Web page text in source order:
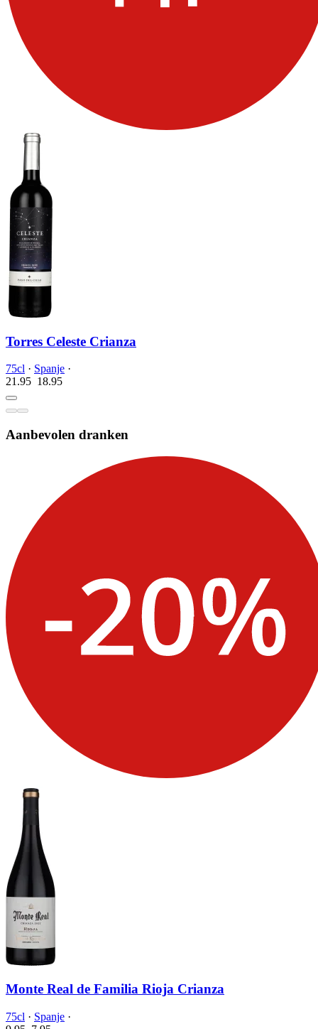
Torres Celeste Crianza
75cl · Spanje ·
21.95 18.95
Aanbevolen dranken
Monte Real de Familia Rioja Crianza
75cl · Spanje ·